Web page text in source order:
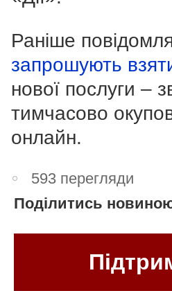
Раніше
запрошують
нової послуги –
тимчасово
онлайн.
593 перегляди
Поділитись